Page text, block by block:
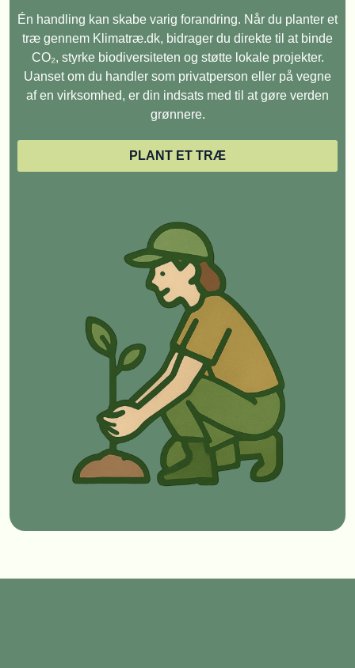
Én handling kan skabe varig forandring. Når du planter et
træ gennem Klimatræ.dk, bidrager du direkte til at binde
CO₂, styrke biodiversiteten og støtte lokale projekter.
Uanset om du handler som privatperson eller på vegne
af en virksomhed, er din indsats med til at gøre verden
grønnere.
PLANT ET TRÆ